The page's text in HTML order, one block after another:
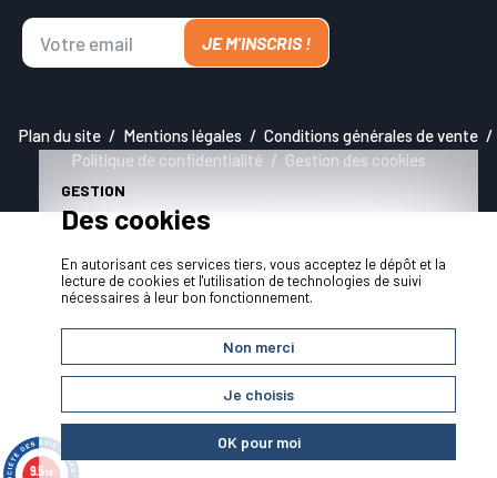
JE M'INSCRIS !
Plan du site Mentions légales
Conditions générales de vente
Politique de confidentialité
Gestion des cookies
9.5/10
GESTION
Des cookies
En autorisant ces services tiers, vous acceptez le dépôt et la
lecture de cookies et l'utilisation de technologies de suivi
nécessaires à leur bon fonctionnement.
Non merci
Je choisis
OK pour moi